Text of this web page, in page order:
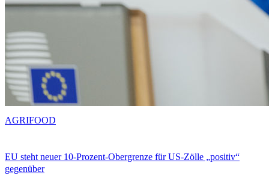
EU steht neuer 10-Prozent-Obergrenze für US-Zölle „positiv“
gegenüber
AGRIFOOD